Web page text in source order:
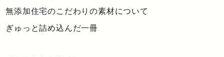
無添加住宅のこだわりの素材について
ぎゅっと詰め込んだ一冊